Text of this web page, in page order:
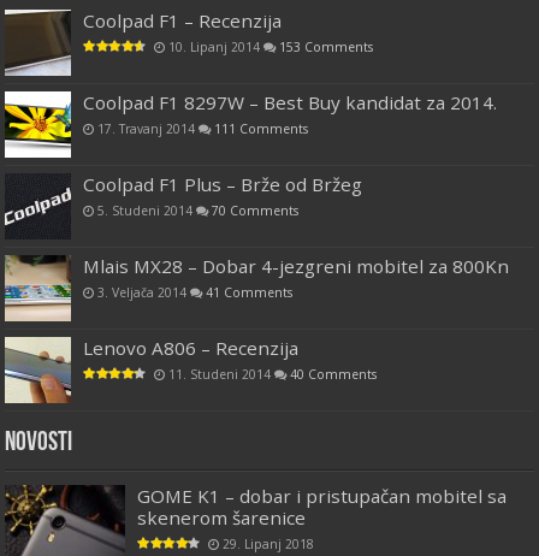
Coolpad F1 – Recenzija
10. Lipanj 2014 153 Comments
Coolpad F1 8297W – Best Buy kandidat za 2014.
17. Travanj 2014 111 Comments
Coolpad F1 Plus – Brže od Bržeg
5. Studeni 2014 70 Comments
Mlais MX28 – Dobar 4-jezgreni mobitel za 800Kn
3. Veljača 2014 41 Comments
Lenovo A806 – Recenzija
11. Studeni 2014 40 Comments
Novosti
GOME K1 – dobar i pristupačan mobitel sa
skenerom šarenice
29. Lipanj 2018